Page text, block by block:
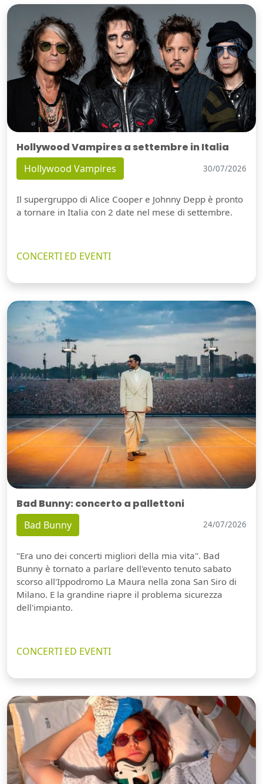
Hollywood Vampires a settembre in Italia
Hollywood Vampires 30/07/2026
Il supergruppo di Alice Cooper e Johnny Depp è pronto
a tornare in Italia con 2 date nel mese di settembre.
CONCERTI ED EVENTI
Bad Bunny: concerto a pallettoni
Bad Bunny 24/07/2026
"Era uno dei concerti migliori della mia vita". Bad
Bunny è tornato a parlare dell'evento tenuto sabato
scorso all'Ippodromo La Maura nella zona San Siro di
Milano. E la grandine riapre il problema sicurezza
dell'impianto.
CONCERTI ED EVENTI